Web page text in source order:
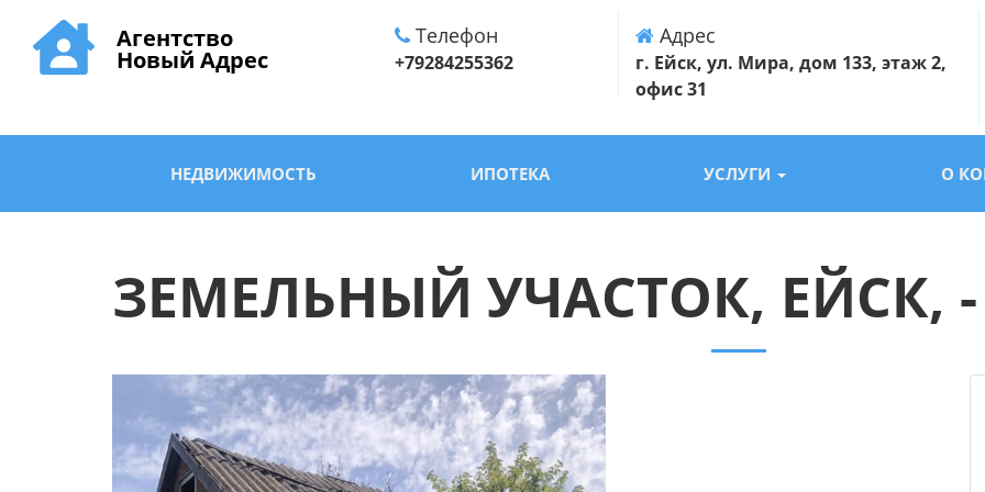
Агентство
Новый Адрес
Телефон
+79284255362
Адрес
г. Ейск, ул. Мира, дом 133, этаж 2,
офис 31
НЕДВИЖИМОСТЬ ИПОТЕКА УСЛУГИ О
ЗЕМЕЛЬНЫЙ УЧАСТОК, ЕЙСК, -